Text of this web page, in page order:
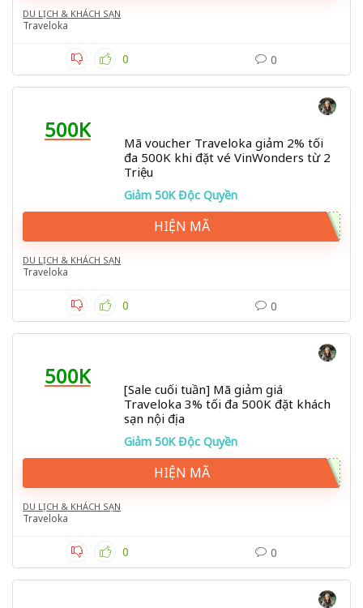
DU LỊCH & KHÁCH SẠN
Traveloka
0 0
500K
Mã voucher Traveloka giảm 2% tối
đa 500K khi đặt vé VinWonders từ 2
Triệu
Giảm 50K Độc Quyền
HIỆN MÃ
DU LỊCH & KHÁCH SẠN
Traveloka
0 0
500K
[Sale cuối tuần] Mã giảm giá
Traveloka 3% tối đa 500K đặt khách
sạn nội địa
Giảm 50K Độc Quyền
HIỆN MÃ
DU LỊCH & KHÁCH SẠN
Traveloka
0 0